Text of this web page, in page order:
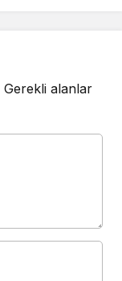
Gerekli alanlar